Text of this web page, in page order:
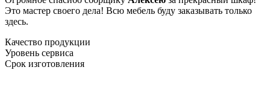
Это мастер своего дела! Всю мебель буду заказывать только
здесь.
Качество продукции
Уровень сервиса
Срок изготовления